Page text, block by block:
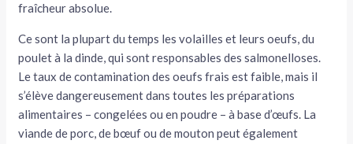
fraîcheur absolue.
Ce sont la plupart du temps les volailles et leurs oeufs, du
poulet à la dinde, qui sont responsables des salmo­nelloses.
Le taux de contamination des oeufs frais est faible, mais il
s’élève dangereusement dans toutes les prépara­tions
alimentaires – congelées ou en poudre – à base d’œufs. La
viande de porc, de bœuf ou de mouton peut également